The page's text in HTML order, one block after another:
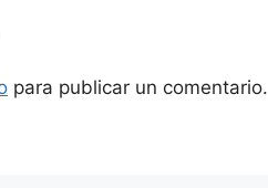
para publicar un comentario.